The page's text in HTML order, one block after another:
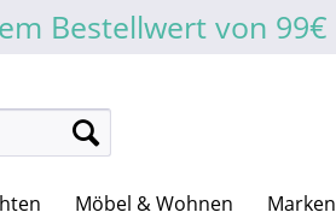
Bestellwert von 99€
Möbel & Wohnen Marken